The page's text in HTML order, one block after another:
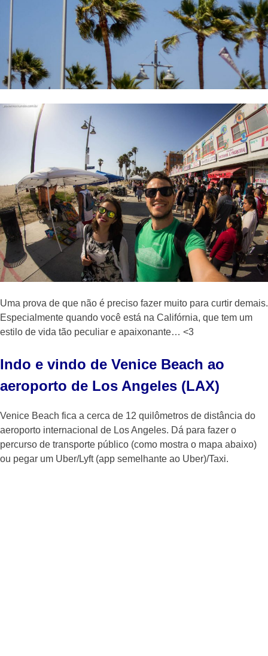
Uma prova de que não é preciso fazer muito para curtir demais.
Especialmente quando você está na Califórnia, que tem um
estilo de vida tão peculiar e apaixonante… <3
Indo e vindo de Venice Beach ao
aeroporto de Los Angeles (LAX)
Venice Beach fica a cerca de 12 quilômetros de distância do
aeroporto internacional de Los Angeles. Dá para fazer o
percurso de transporte público (como mostra o mapa abaixo)
ou pegar um Uber/Lyft (app semelhante ao Uber)/Taxi.